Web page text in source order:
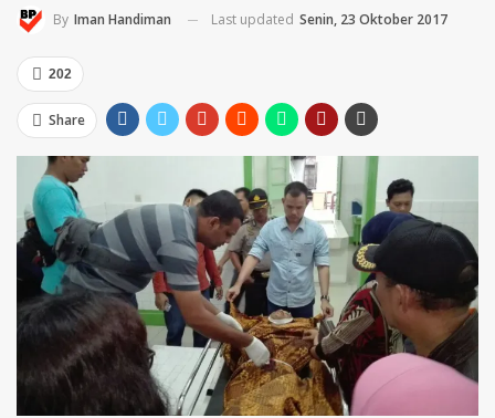
By Iman Handiman Last updated Senin, 23 Oktober 2017
202
Share